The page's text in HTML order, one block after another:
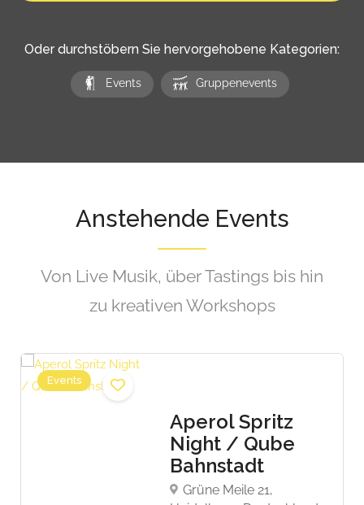
Oder durchstöbern Sie hervorgehobene Kategorien:
Events Gruppenevents
Anstehende Events
Von Live Musik, über Tastings bis hin
zu kreativen Workshops
Events
Aperol Spritz
Night / Qube
Bahnstadt
Grüne Meile 21,